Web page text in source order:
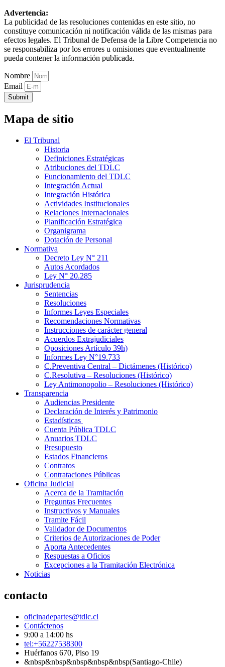
Advertencia:
La publicidad de las resoluciones contenidas en este sitio, no
constituye comunicación ni notificación válida de las mismas para
efectos legales. El Tribunal de Defensa de la Libre Competencia no
se responsabiliza por los errores u omisiones que eventualmente
pueda contener la información publicada.
Nombre
Email
Submit
Mapa de sitio
El Tribunal
Historia
Definiciones Estratégicas
Atribuciones del TDLC
Funcionamiento del TDLC
Integración Actual
Integración Histórica
Actividades Institucionales
Relaciones Internacionales
Planificación Estratégica
Organigrama
Dotación de Personal
Normativa
Decreto Ley N° 211
Autos Acordados
Ley N° 20.285
Jurisprudencia
Sentencias
Resoluciones
Informes Leyes Especiales
Recomendaciones Normativas
Instrucciones de carácter general
Acuerdos Extrajudiciales
Oposiciones Artículo 39h)
Informes Ley N°19.733
C.Preventiva Central – Dictámenes (Histórico)
C.Resolutiva – Resoluciones (Histórico)
Ley Antimonopolio – Resoluciones (Histórico)
Transparencia
Audiencias Presidente
Declaración de Interés y Patrimonio
Estadísticas
Cuenta Pública TDLC
Anuarios TDLC
Presupuesto
Estados Financieros
Contratos
Contrataciones Públicas
Oficina Judicial
Acerca de la Tramitación
Preguntas Frecuentes
Instructivos y Manuales
Tramite Fácil
Validador de Documentos
Criterios de Autorizaciones de Poder
Aporta Antecedentes
Respuestas a Oficios
Excepciones a la Tramitación Electrónica
Noticias
contacto
oficinadepartes@tdlc.cl
Contáctenos
9:00 a 14:00 hs
tel:+56227538300
Huérfanos 670, Piso 19
&nbsp&nbsp&nbsp&nbsp&nbsp(Santiago-Chile)